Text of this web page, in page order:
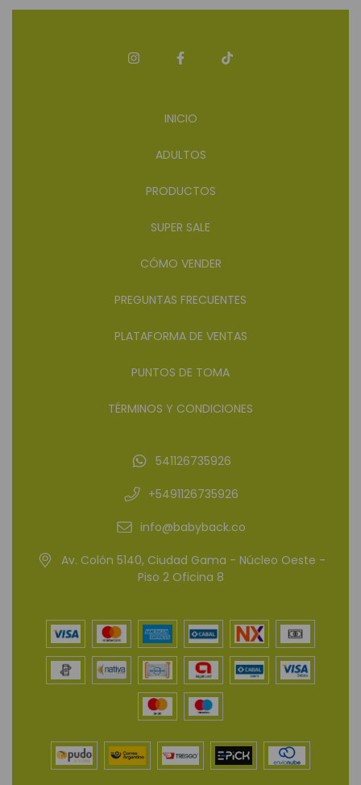
INICIO
ADULTOS
PRODUCTOS
SUPER SALE
CÓMO VENDER
PREGUNTAS FRECUENTES
PLATAFORMA DE VENTAS
PUNTOS DE TOMA
TÉRMINOS Y CONDICIONES
541126735926
+5491126735926
info@babyback.co
Av. Colón 5140, Ciudad Gama - Núcleo Oeste -
Piso 2 Oficina 8